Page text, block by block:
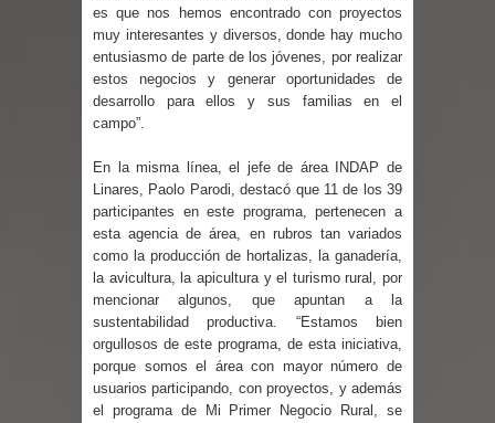
de Chile analizan el creciente interés
por las culturas japonesa y coreana
Maule golpea al Gobierno en medio de
denuncias por viviendas sociales en
Talca
Diputado Jorge Guzmán rechaza
proyecto de interconexión eléctrica
en la alta cordillera del Maule por su
es que nos hemos encontrado con proyectos
muy interesantes y diversos, donde hay mucho
entusiasmo de parte de los jóvenes, por realizar
estos negocios y generar oportunidades de
desarrollo para ellos y sus familias en el
campo”.
En la misma línea, el jefe de área INDAP de
Linares, Paolo Parodi, destacó que 11 de los 39
participantes en este programa, pertenecen a
esta agencia de área, en rubros tan variados
como la producción de hortalizas, la ganadería,
la avicultura, la apicultura y el turismo rural, por
mencionar algunos, que apuntan a la
sustentabilidad productiva. “Estamos bien
orgullosos de este programa, de esta iniciativa,
porque somos el área con mayor número de
usuarios participando, con proyectos, y además
el programa de Mi Primer Negocio Rural, se